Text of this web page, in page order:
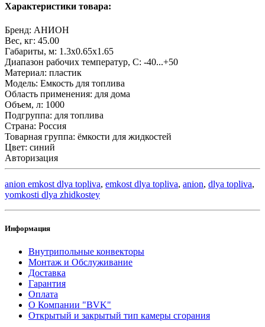
Характеристики товара:
Бренд: АНИОН
Вес, кг: 45.00
Габариты, м: 1.3x0.65x1.65
Диапазон рабочих температур, С: -40...+50
Материал: пластик
Модель: Емкость для топлива
Область применения: для дома
Объем, л: 1000
Подгруппа: для топлива
Страна: Россия
Товарная группа: ёмкости для жидкостей
Цвет: синий
Авторизация
anion emkost dlya topliva, emkost dlya topliva, anion, dlya topliva,
yomkosti dlya zhidkostey
Информация
Внутрипольные конвекторы
Монтаж и Обслуживание
Доставка
Гарантия
Оплата
О Компании "BVK"
Открытый и закрытый тип камеры сгорания